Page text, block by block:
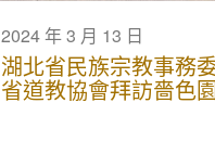
2024 年 3 月 13 日
湖北省民族宗教事務
省道教協會拜訪嗇色